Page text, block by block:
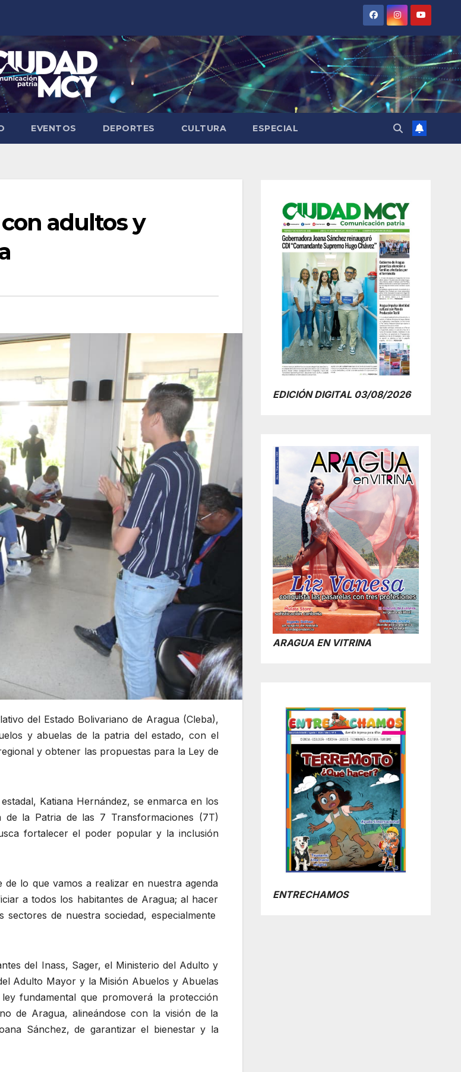
EVENTOS DEPORTES CULTURA ESPECIAL
adultos y
del Estado Bolivariano de Aragua (Cleba),
y abuelas de la patria del estado, con el
y obtener las propuestas para la Ley de
Katiana Hernández, se enmarca en los
la Patria de las 7 Transformaciones (7T)
fortalecer el poder popular y la inclusión
de lo que vamos a realizar en nuestra agenda
a todos los habitantes de Aragua; al hacer
de nuestra sociedad, especialmente
del Inass, Sager, el Ministerio del Adulto y
Adulto Mayor y la Misión Abuelos y Abuelas
fundamental que promoverá la protección
de Aragua, alineándose con la visión de la
Sánchez, de garantizar el bienestar y la
EDICIÓN DIGITAL 03/08/2026
ARAGUA EN VITRINA
ENTRECHAMOS